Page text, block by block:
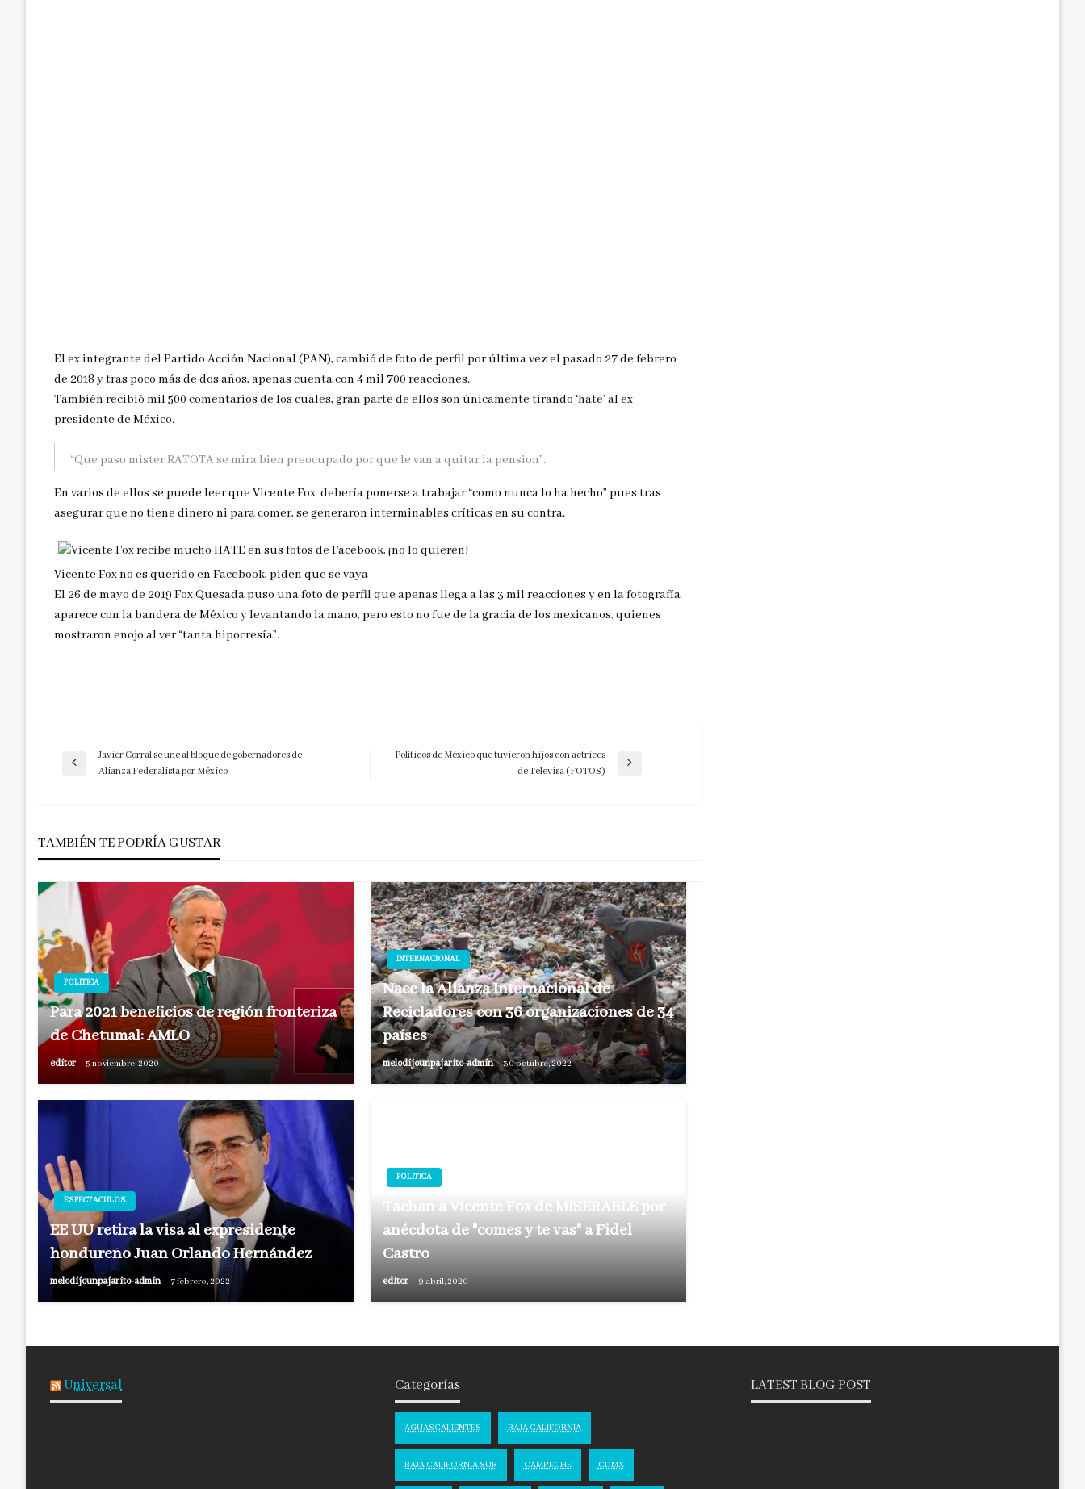
El ex integrante del Partido Acción Nacional (PAN), cambió de foto de perfil por última vez el pasado 27 de febrero
de 2018 y tras poco más de dos años, apenas cuenta con 4 mil 700 reacciones.
También recibió mil 500 comentarios de los cuales, gran parte de ellos son únicamente tirando ‘hate’ al ex
presidente de México.
“Que paso mister RATOTA se mira bien preocupado por que le van a quitar la pension”.
En varios de ellos se puede leer que Vicente Fox debería ponerse a trabajar “como nunca lo ha hecho” pues tras
asegurar que no tiene dinero ni para comer, se generaron interminables críticas en su contra.
Vicente Fox no es querido en Facebook, piden que se vaya
El 26 de mayo de 2019 Fox Quesada puso una foto de perfil que apenas llega a las 3 mil reacciones y en la fotografía
aparece con la bandera de México y levantando la mano, pero esto no fue de la gracia de los mexicanos, quienes
mostraron enojo al ver “tanta hipocresía”.
Navegación
entradas
Entrada
Javier Corral se une al bloque de gobernadores de
Alianza Federalista por México
Políticos de México que tuvieron hijos con actrices
de Televisa (FOTOS)
TAMBIÉN TE PODRÍA GUSTAR
POLITICA
Para 2021 beneficios de región fronteriza
de Chetumal: AMLO
editor 5 noviembre, 2020
INTERNACIONAL
Nace la Alianza Internacional de
Recicladores con 36 organizaciones de 34
países
melodijounpajarito-admin 30 octubre, 2022
ESPECTACULOS
EE UU retira la visa al expresidente
hondureño Juan Orlando Hernández
melodijounpajarito-admin 7 febrero, 2022
POLITICA
Tachan a Vicente Fox de MISERABLE por
anécdota de "comes y te vas" a Fidel
Castro
editor 9 abril, 2020
Universal Categorías
AGUASCALIENTES BAJA CALIFORNIA
BAJA CALIFORNIA SUR CAMPECHE CDMX
LATEST BLOG POST